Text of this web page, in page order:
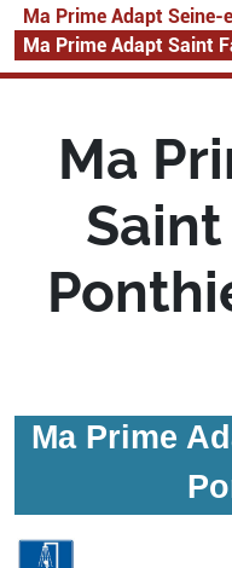
Ma Prime Adapt Seine-
Ma Prime Adapt Saint
Ma
Ma Prime